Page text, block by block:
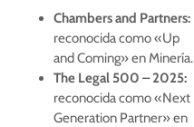
Chambers and Partners:
reconocida como «Up
and Coming» en Minería.
The Legal 500 – 2025:
reconocida como «Next
Generation Partner» en